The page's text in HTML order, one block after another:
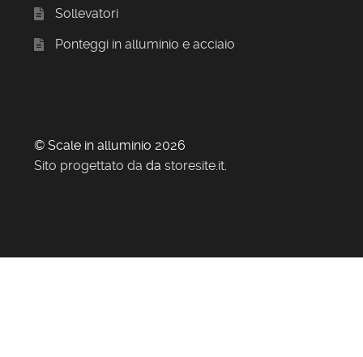
Sollevatori
Ponteggi in alluminio e acciaio
© Scale in alluminio 2026
Sito progettato da da storesite.it.